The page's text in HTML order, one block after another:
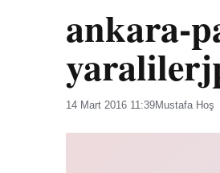
ankara-
14 Mart 2016 11:39Mustafa Hoş